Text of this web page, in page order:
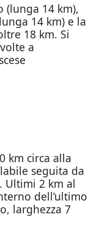
(lunga 14 km),
14 km) e la
18 km. Si
a
km circa alla
seguita da
Ultimi 2 km al
dell’ultimo
larghezza 7